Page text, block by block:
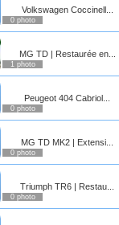
Volkswagen Coccinell...
0 photo
MG TD | Restaurée en...
1 photo
Peugeot 404 Cabriol...
0 photo
MG TD MK2 | Extensi...
0 photo
Triumph TR6 | Restau...
0 photo